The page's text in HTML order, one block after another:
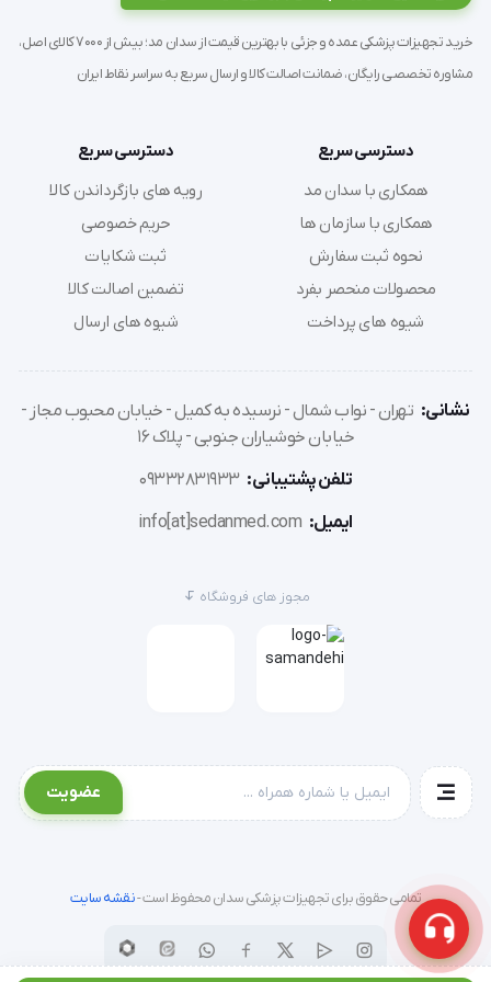
سادگی عملکرد و دوام بالا همچنان یکی از انتخاب‌های اول
جراحان است.
ساکشن، شکاف در شلنگ رابط یا تغییر شکل کانوله به دلیل
متریال بی‌کیفیت، خرید از برندهای معتبر توصیه می‌شود.
ویژگی و مشخصات فنی:
ساخته‌شده از استیل ضدزنگ پزشکی
قابل اتوکلاو و استریل کامل
مناسب برای جراحی فیکو و آسپراسیون دستی یا ماشینی
خرید تجهیزات پزشکی عمده و جزئی با بهترین قیمت از سدان مد؛ بیش از 7000 کالای اصل،
مشاوره تخصصی رایگان، ضمانت اصالت کالا و ارسال سریع به سراسر نقاط ایران
دسترسی سریع
همکاری با سدان مد
همکاری با سازمان ها
نحوه ثبت سفارش
محصولات منحصر بفرد
شیوه های پرداخت
دسترسی سریع
رویه های بازگرداندن کالا
حریم خصوصی
ثبت شکایات
تضمین اصالت کالا
شیوه های ارسال
نشانی: تهران - نواب شمال - نرسیده به کمیل - خیابان محبوب مجاز -
خیابان خوشیاران جنوبی - پلاک 16
تلفن پشتیبانی: 09332831933
ایمیل: info[at]sedanmed.com
مجوز های فروشگاه
عضویت
تمامی حقوق برای تجهیزات پزشکی سدان محفوظ است -نقشه سایت